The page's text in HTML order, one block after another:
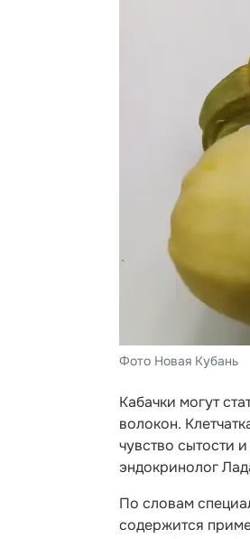
Фото Новая Кубань
Кабачки могут
волокон.
чувство сытости
эндокринолог
По словам
содержится